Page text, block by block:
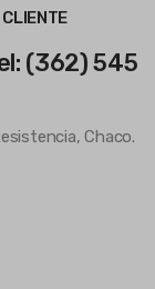
(362) 545
Chaco.